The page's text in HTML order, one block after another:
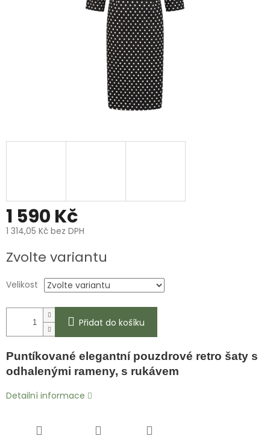
1 590 Kč
1 314,05 Kč bez DPH
cena:
Zvolte variantu
Velikost
Přidat do košíku
Puntíkované elegantní pouzdrové retro šaty s
odhalenými rameny, s rukávem
Detailní informace